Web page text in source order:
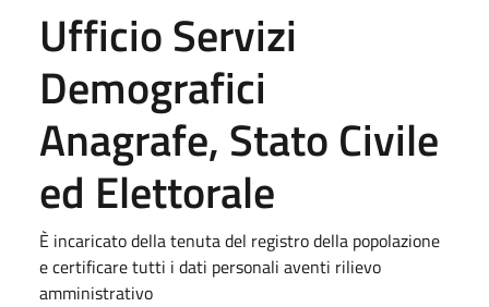
Ufficio Servizi
Demografici
Anagrafe, Stato Civile
ed Elettorale
È incaricato della tenuta del registro della popolazione
e certificare tutti i dati personali aventi rilievo
amministrativo